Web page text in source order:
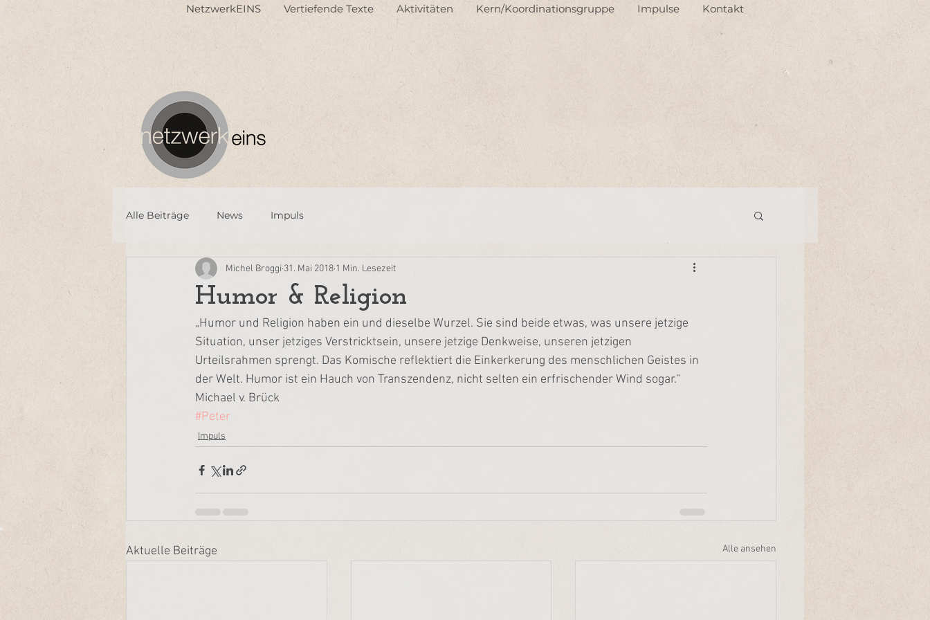
NetzwerkEINS Vertiefende Texte Aktivitäten Kern/Koordinationsgruppe Impulse Kontakt
Alle Beiträge News Impuls
Humor & Religion
Michel Broggi 31. Mai 2018 1 Min. Lesezeit
„Humor und Religion haben ein und dieselbe Wurzel. Sie sind beide etwas, was unsere jetzige
Situation, unser jetziges Verstricktsein, unsere jetzige Denkweise, unseren jetzigen
Urteilsrahmen sprengt. Das Komische reflektiert die Einkerkerung des menschlichen Geistes in
der Welt. Humor ist ein Hauch von Transzendenz, nicht selten ein erfrischender Wind sogar.“
Michael v. Brück
#Peter
Impuls
Aktuelle Beiträge Alle ansehen